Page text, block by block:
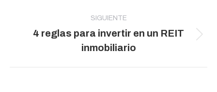
SIGUIENTE
Publicación
siguiente:
4 reglas para invertir en un REIT
inmobiliario